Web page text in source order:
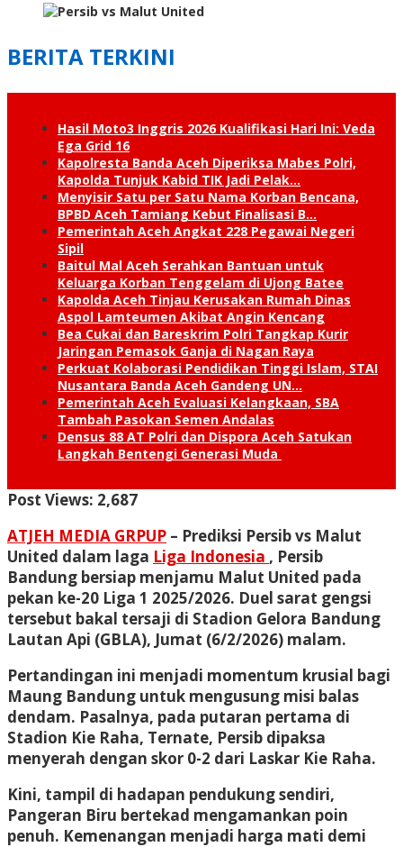
BERITA TERKINI
Hasil Moto3 Inggris 2026 Kualifikasi Hari Ini: Veda
Ega Grid 16
Kapolresta Banda Aceh Diperiksa Mabes Polri,
Kapolda Tunjuk Kabid TIK Jadi Pelak…
Menyisir Satu per Satu Nama Korban Bencana,
BPBD Aceh Tamiang Kebut Finalisasi B…
Pemerintah Aceh Angkat 228 Pegawai Negeri
Sipil
Baitul Mal Aceh Serahkan Bantuan untuk
Keluarga Korban Tenggelam di Ujong Batee
Kapolda Aceh Tinjau Kerusakan Rumah Dinas
Aspol Lamteumen Akibat Angin Kencang
Bea Cukai dan Bareskrim Polri Tangkap Kurir
Jaringan Pemasok Ganja di Nagan Raya
Perkuat Kolaborasi Pendidikan Tinggi Islam, STAI
Nusantara Banda Aceh Gandeng UN…
Pemerintah Aceh Evaluasi Kelangkaan, SBA
Tambah Pasokan Semen Andalas
Densus 88 AT Polri dan Dispora Aceh Satukan
Langkah Bentengi Generasi Muda
Post Views: 2,687
ATJEH MEDIA GRPUP – Prediksi Persib vs Malut
United dalam laga Liga Indonesia , Persib
Bandung bersiap menjamu Malut United pada
pekan ke-20 Liga 1 2025/2026. Duel sarat gengsi
tersebut bakal tersaji di Stadion Gelora Bandung
Lautan Api (GBLA), Jumat (6/2/2026) malam.
Pertandingan ini menjadi momentum krusial bagi
Maung Bandung untuk mengusung misi balas
dendam. Pasalnya, pada putaran pertama di
Stadion Kie Raha, Ternate, Persib dipaksa
menyerah dengan skor 0-2 dari Laskar Kie Raha.
Kini, tampil di hadapan pendukung sendiri,
Pangeran Biru bertekad mengamankan poin
penuh. Kemenangan menjadi harga mati demi